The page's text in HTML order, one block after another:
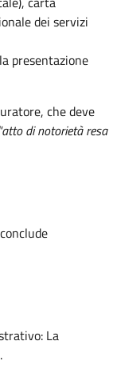
dei servizi
presentazione
che deve
di notorietà resa
La